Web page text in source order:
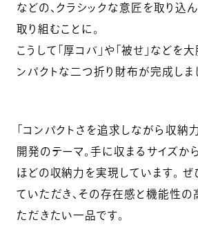
などの、クラシックな意匠を取り込
取り組むことに。
こうして「厚コバ」や「被せ」などを
ンパクトな二つ折り財布が完成しま
「コンパクトさを追求しながら収納
開発のテーマ。手に収まるサイズか
ほどの収納力を実現しています。
ていただき、その存在感と機能性の
ただきたい一品です。